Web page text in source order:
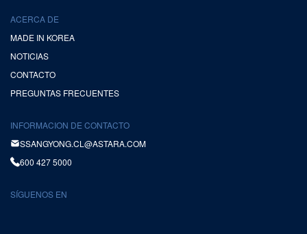
ACERCA DE
MADE IN KOREA
NOTICIAS
CONTACTO
PREGUNTAS FRECUENTES
INFORMACION DE CONTACTO
SSANGYONG.CL@ASTARA.COM
600 427 5000
SÍGUENOS EN